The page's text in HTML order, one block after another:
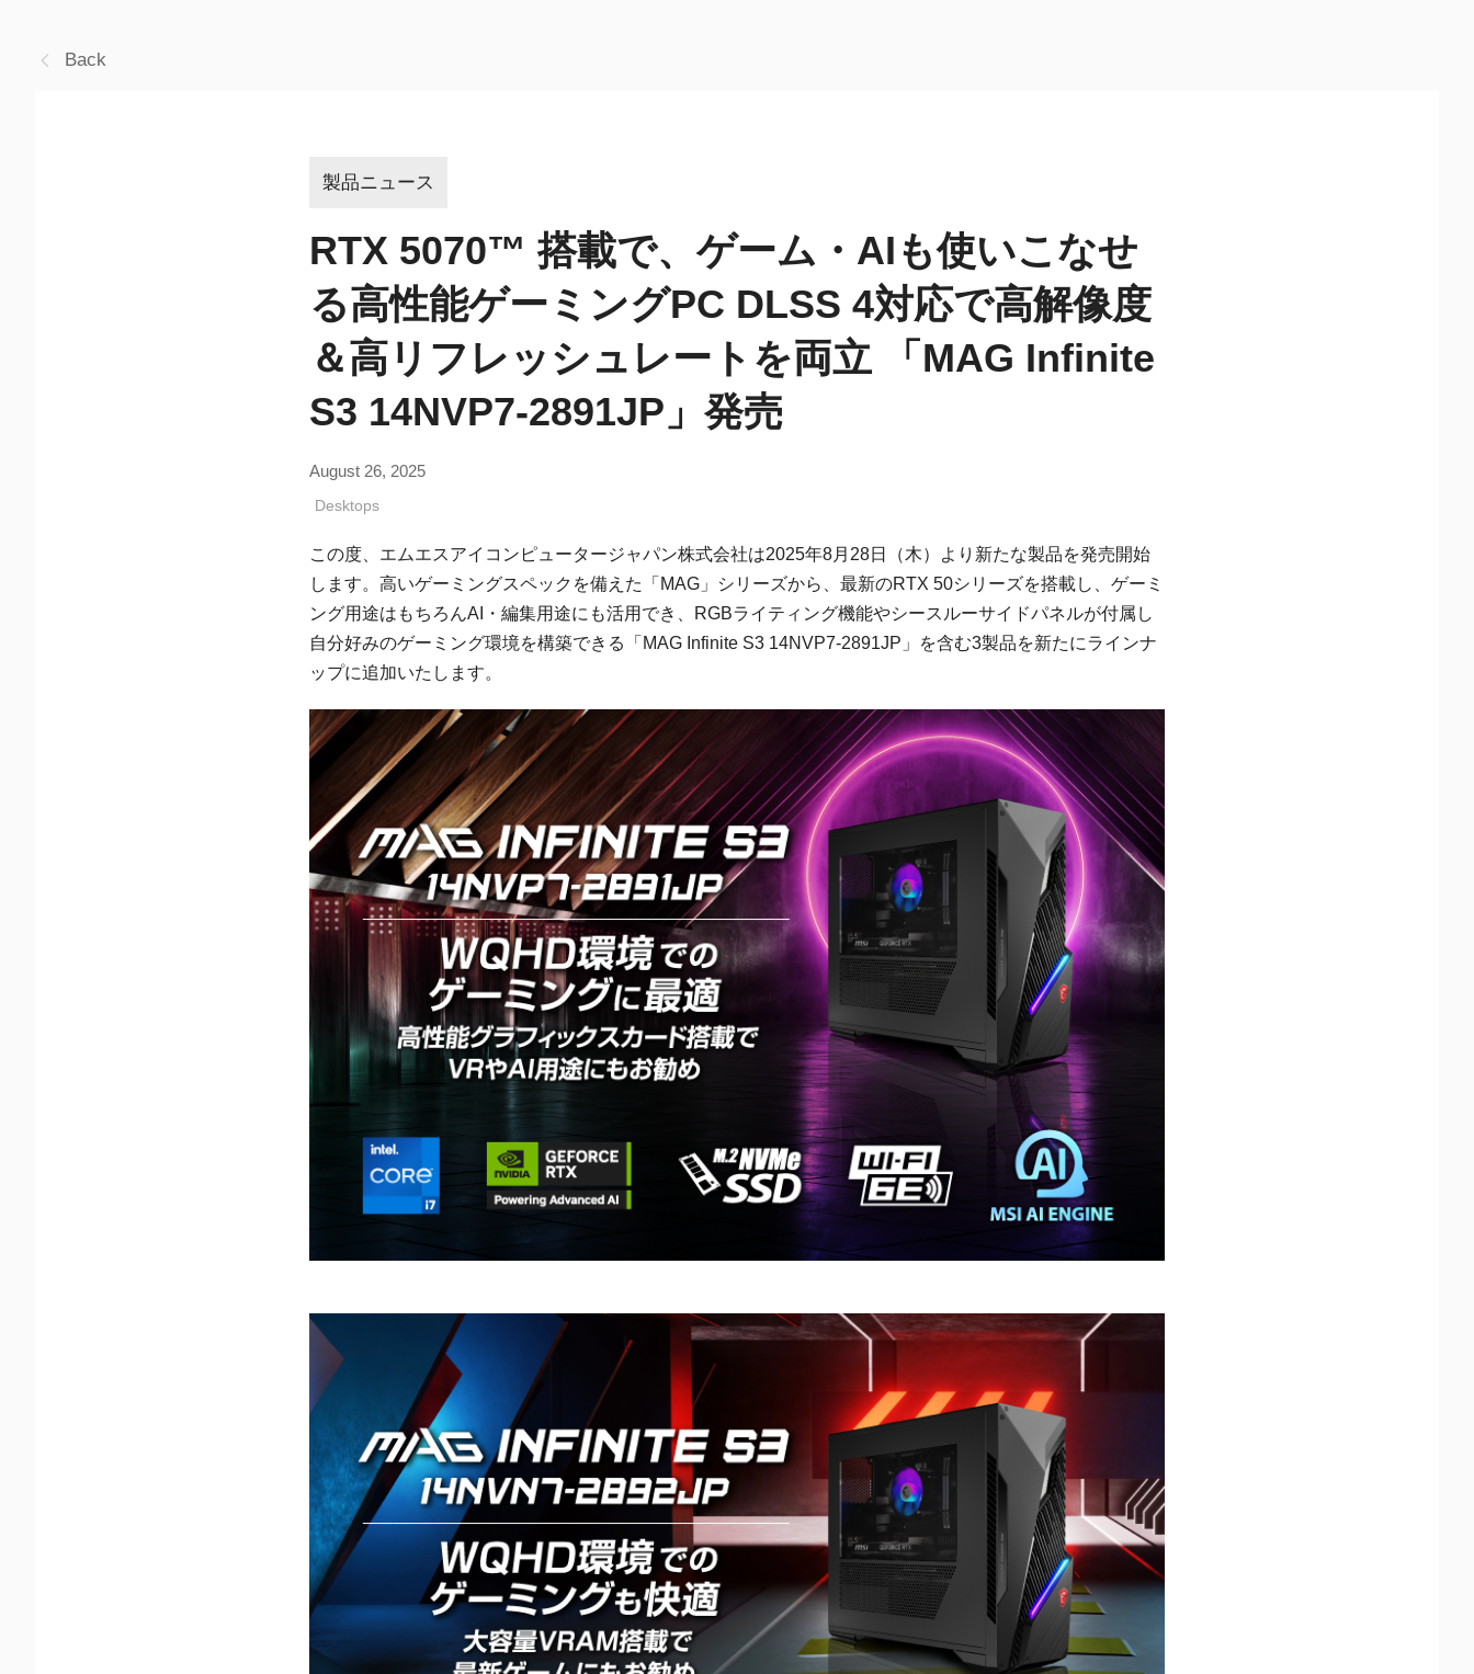
Back
製品ニュース
RTX 5070™ 搭載で、ゲーム・AIも使いこなせ
る高性能ゲーミングPC DLSS 4対応で高解像度
＆高リフレッシュレートを両立 「MAG Infinite
S3 14NVP7-2891JP」発売
August 26, 2025
Desktops
この度、エムエスアイコンピュータージャパン株式会社は2025年8月28日（木）より新たな製品を発売開始
します。高いゲーミングスペックを備えた「MAG」シリーズから、最新のRTX 50シリーズを搭載し、ゲーミ
ング用途はもちろんAI・編集用途にも活用でき、RGBライティング機能やシースルーサイドパネルが付属し
自分好みのゲーミング環境を構築できる「MAG Infinite S3 14NVP7-2891JP」を含む3製品を新たにラインナ
ップに追加いたします。